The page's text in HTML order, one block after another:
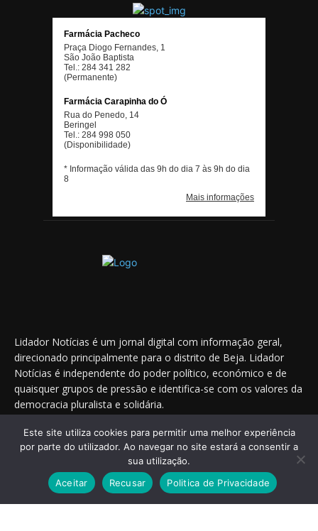
Lidador Notícias é um jornal digital com informação geral,
direcionado principalmente para o distrito de Beja. Lidador
Notícias é independente do poder político, económico e de
quaisquer grupos de pressão e identifica-se com os valores da
democracia pluralista e solidária.
Saiba onde nos encontrar nas redes sociais
Este site utiliza cookies para permitir uma melhor experiência
por parte do utilizador. Ao navegar no site estará a consentir a
sua utilização.
Aceitar
Recusar Politica de Privacidade